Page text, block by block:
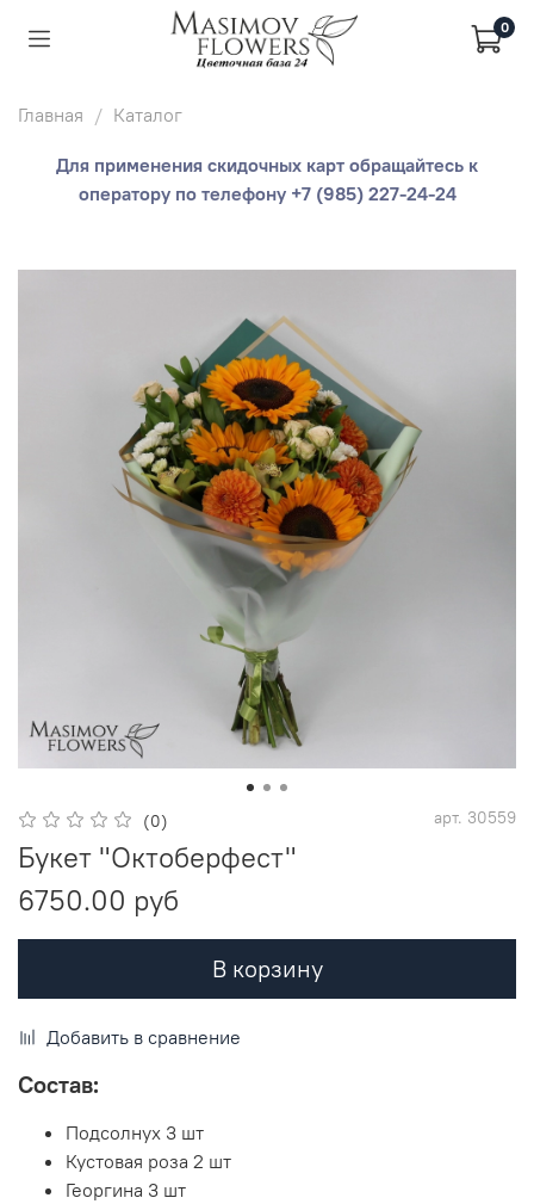
0
Главная Каталог
Для применения скидочных карт обращайтесь к
оператору по телефону +7 (985) 227-24-24
(0) арт. 30559
Букет "Октоберфест"
6750.00 руб
В корзину
Добавить в сравнение
Состав:
Подсолнух 3 шт
Кустовая роза 2 шт
Георгина 3 шт